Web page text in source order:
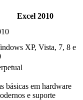
Excel 2010
XP, Vista, 7, 8 e
básicas em hardware
e suporte